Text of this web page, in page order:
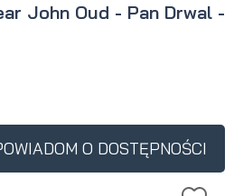
John Oud - Pan Drwal -
O DOSTĘPNOŚCI